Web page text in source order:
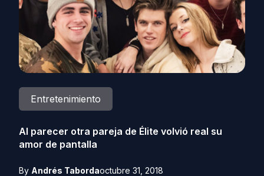
Entretenimiento
Al parecer otra pareja de Élite volvió real su
amor de pantalla
By Andrés Tabordaoctubre 31, 2018